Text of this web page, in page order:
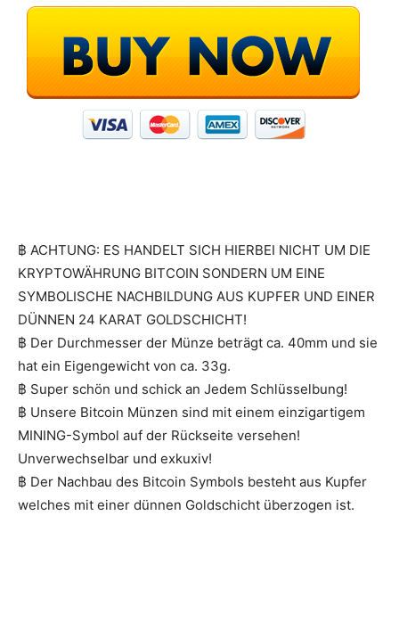
฿ ACHTUNG: ES HANDELT SICH HIERBEI NICHT UM DIE
KRYPTOWÄHRUNG BITCOIN SONDERN UM EINE
SYMBOLISCHE NACHBILDUNG AUS KUPFER UND EINER
DÜNNEN 24 KARAT GOLDSCHICHT!
฿ Der Durchmesser der Münze beträgt ca. 40mm und sie
hat ein Eigengewicht von ca. 33g.
฿ Super schön und schick an Jedem Schlüsselbung!
฿ Unsere Bitcoin Münzen sind mit einem einzigartigem
MINING-Symbol auf der Rückseite versehen!
Unverwechselbar und exkuxiv!
฿ Der Nachbau des Bitcoin Symbols besteht aus Kupfer
welches mit einer dünnen Goldschicht überzogen ist.